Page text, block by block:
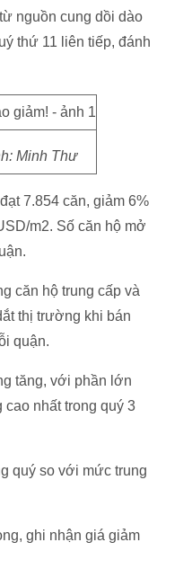
nguồn cung dồi dào
thứ 11 liên tiếp, đánh
Minh Thư
7.854 căn, giảm 6%
m2. Số căn hộ mở
căn hộ trung cấp và
thị trường khi bán
quận.
tăng, với phần lớn
nhất trong quý 3
quý so với mức trung
ghi nhận giá giảm